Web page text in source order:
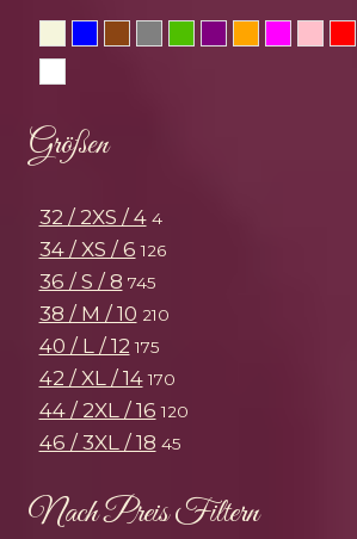
Größen
32 / 2XS / 4 4
34 / XS / 6 126
36 / S / 8 745
38 / M / 10 210
40 / L / 12 175
42 / XL / 14 170
44 / 2XL / 16 120
46 / 3XL / 18 45
Nach Preis Filtern